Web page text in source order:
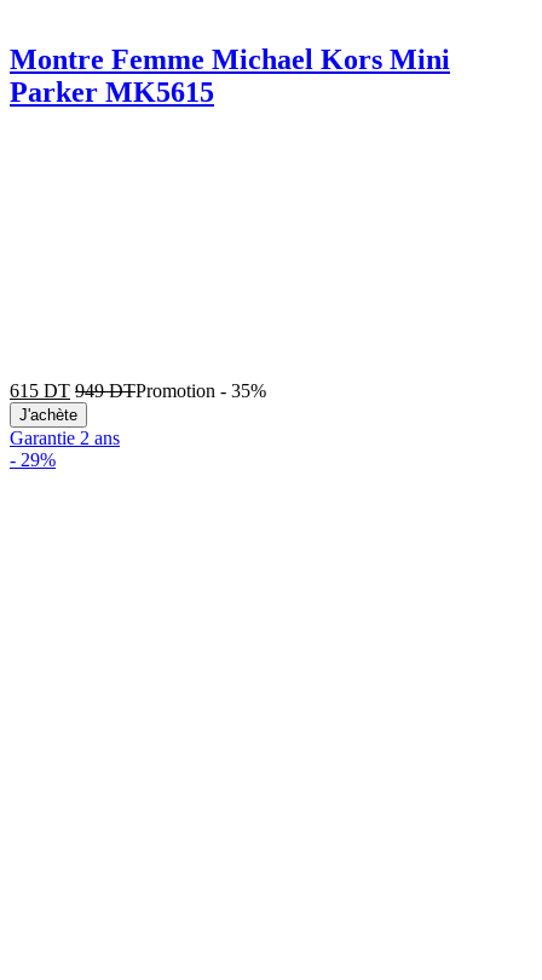
Montre Femme Michael Kors Mini
Parker MK5615
615 DT 949DTPromotion - 35%
J'achète
Garantie 2 ans
- 29%